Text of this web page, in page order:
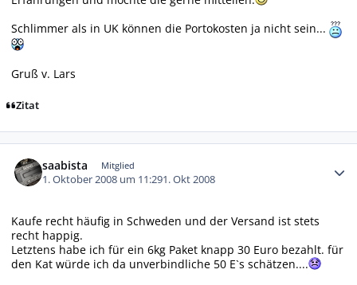
Schlimmer als in UK können die Portokosten ja nicht sein...
Gruß v. Lars
Zitat
saabista Mitglied
1. Oktober 2008 um 11:291. Okt 2008
Kaufe recht häufig in Schweden und der Versand ist stets
recht happig.
Letztens habe ich für ein 6kg Paket knapp 30 Euro bezahlt. für
den Kat würde ich da unverbindliche 50 E`s schätzen....